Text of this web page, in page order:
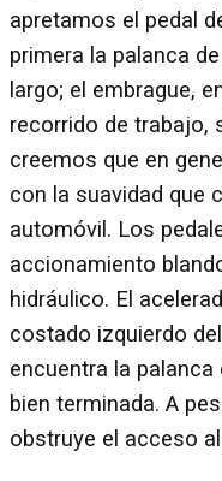
apretamos el pedal
primera la palanca
largo; el embrague,
recorrido de trabajo,
creemos que en
con la suavidad que
automóvil. Los
accionamiento
hidráulico. El
costado izquierdo
encuentra la
bien terminada. A
obstruye el acceso